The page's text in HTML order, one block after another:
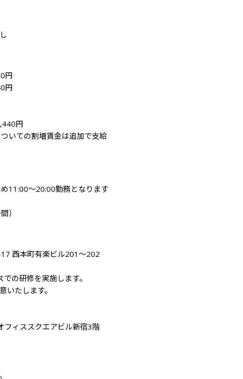
円
円
円
いての割増賃金は追加で支給
11:00〜20:00勤務となります
）
西本町有楽ビル201～202
の研修を実施します。
いたします。
フィススクエアビル新宿3階